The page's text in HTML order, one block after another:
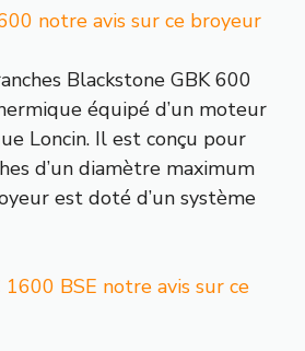
notre avis sur ce broyeur
Blackstone GBK 600
équipé d’un moteur
Loncin. Il est conçu pour
d’un diamètre maximum
est doté d’un système
1600 BSE notre avis sur ce